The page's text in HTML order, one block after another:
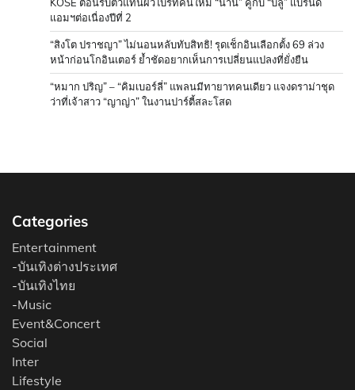
แอมฯต่อเนื่องปีที่ 2
“สิงโต ปราชญา” ไม่นอนหลับทับสิทธิ! รุดเช็กอินเลือกตั้ง 69 ล่วง
หน้าก่อนโกอินเตอร์ ย้ำชัดอยากเห็นการเปลี่ยนแปลงที่ยั่งยืน
“หมาก ปริญ” – “คิมเบอร์ลี่” แพลนมีทายาทคนเดียว แจงดราม่าชุด
ว่าที่เจ้าสาว “ญาญ่า” ในงานปาร์ตี้สละโสด
Categories
Entertainment
-บันเทิงต่างประเทศ
-บันเทิงไทย
-Music
Event&Concert
Social
Inter
Lifestyle